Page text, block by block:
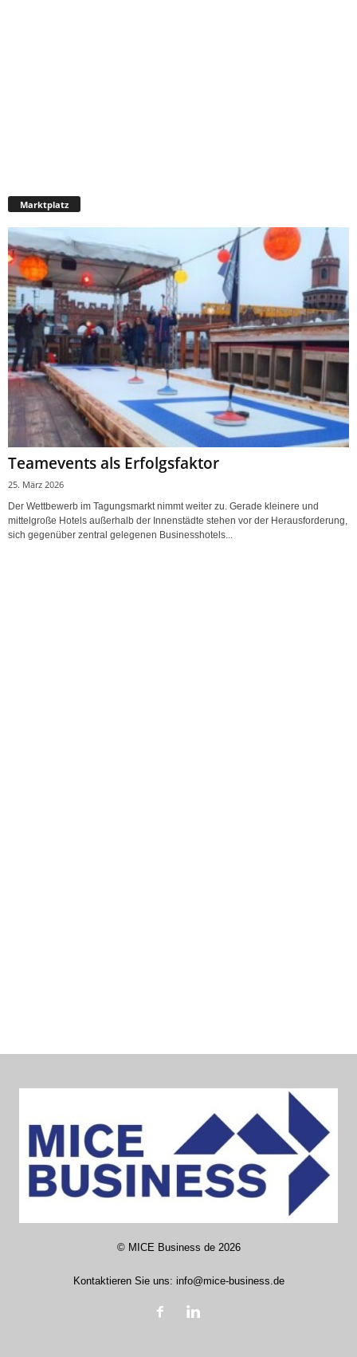
Marktplatz
Teamevents als Erfolgsfaktor
25. März 2026
Der Wettbewerb im Tagungsmarkt nimmt weiter zu. Gerade kleinere und
mittelgroße Hotels außerhalb der Innenstädte stehen vor der Herausforderung,
sich gegenüber zentral gelegenen Businesshotels...
© MICE Business de2026
Kontaktieren Sie uns: info@mice-business.de